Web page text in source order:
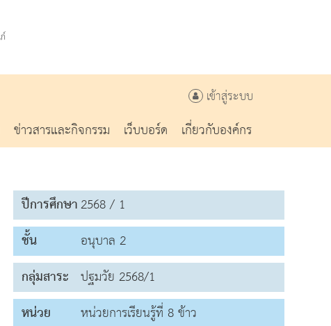
เข้าสู่ระบบ
ข่าวสารและกิจกรรม เว็บบอร์ด
เกี่ยวกับองค์กร
ปีการศึกษา2568 / 1
ชั้น
อนุบาล 2
กลุ่มสาระ ปฐมวัย 2568/1
หน่วย
หน่วยการเรียนรู้ที่ 8 ข้าว